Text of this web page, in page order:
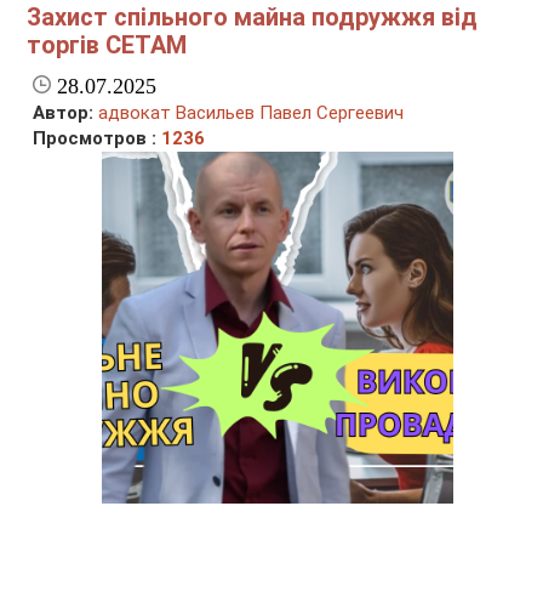
Захист спільного майна подружжя від
торгів СЕТАМ
28.07.2025
Автор: адвокат Васильев Павел Сергеевич
Просмотров : 1236